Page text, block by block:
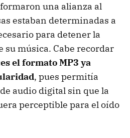
una alianza al
estaban determinadas a
para detener la
música. Cabe recordar
el formato MP3 ya
, pues permitía
audio digital sin que la
perceptible para el oído